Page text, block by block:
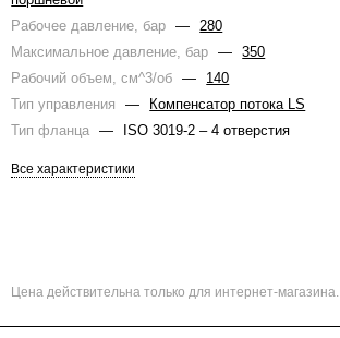
Рабочее давление, бар
—
280
Максимальное давление, бар
—
350
Рабочий объем, см^3/об
—
140
Тип управления
—
Компенсатор потока LS
Тип фланца
— ISO 3019-2 – 4 отверстия
Все характеристики
Цена действительна только для интернет-магазина.